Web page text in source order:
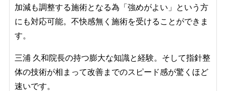
加減も調整する施術となる為「強めがよい」という方
にも対応可能。不快感無く施術を受けることができま
す。
三浦 久和院長の持つ膨大な知識と経験。そして指針整
体の技術が相まって改善までのスピード感が驚くほど
速いです。